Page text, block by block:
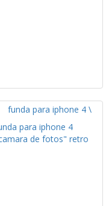
para iphone 4
de fotos" retro